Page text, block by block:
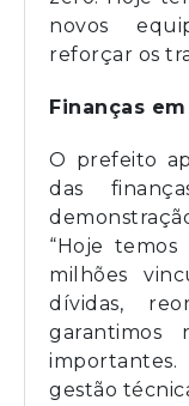
novos
reforçar os
Finanças
O prefeito
das
“Hoje
milhões
dívidas,
garantimos
gestão